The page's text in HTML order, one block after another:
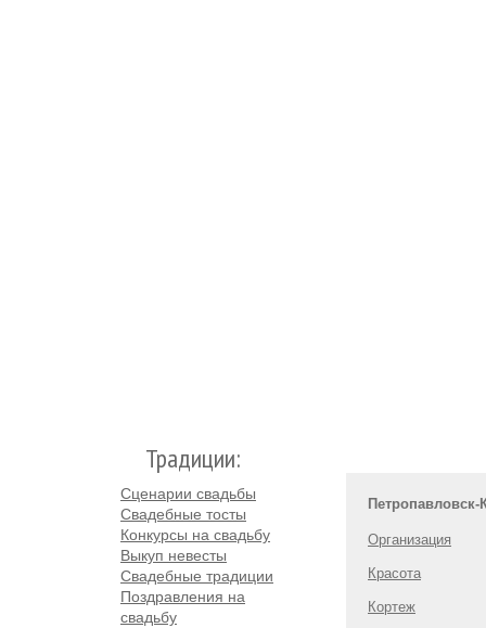
Традиции:
Сценарии свадьбы
Свадебные тосты
Конкурсы на свадьбу
Выкуп невесты
Свадебные традиции
Поздравления на
свадьбу
Петропавловск-
Организация
Красота
Кортеж